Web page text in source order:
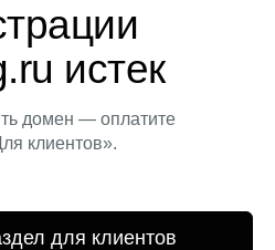
истек
домен — оплатите
клиентов».
для клиентов